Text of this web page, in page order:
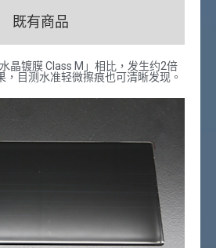
既有商品
晶镀膜 Class M」相比，发生约2倍
，目测水准轻微擦痕也可清晰发现。